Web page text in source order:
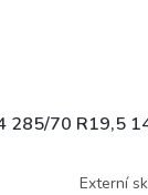
285/70 R19,5
Externí